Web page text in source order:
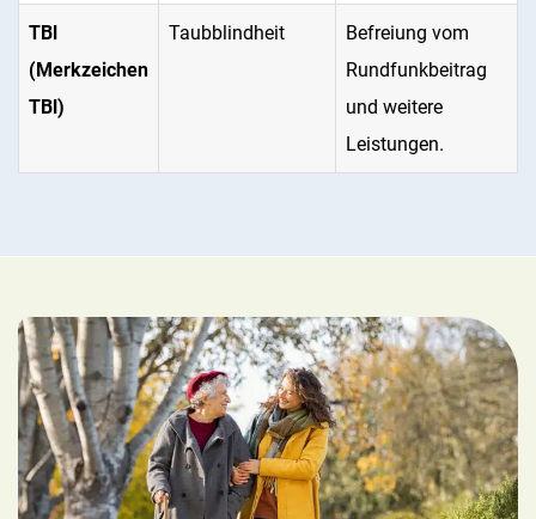
TBl
(Merkzeichen
TBl)
Taubblindheit
Befreiung vom
Rundfunkbeitrag
und weitere
Leistungen.